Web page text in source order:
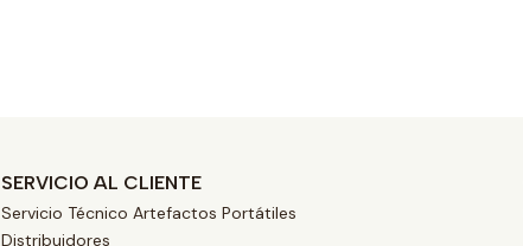
SERVICIO AL CLIENTE
Servicio Técnico Artefactos Portátiles
Distribuidores